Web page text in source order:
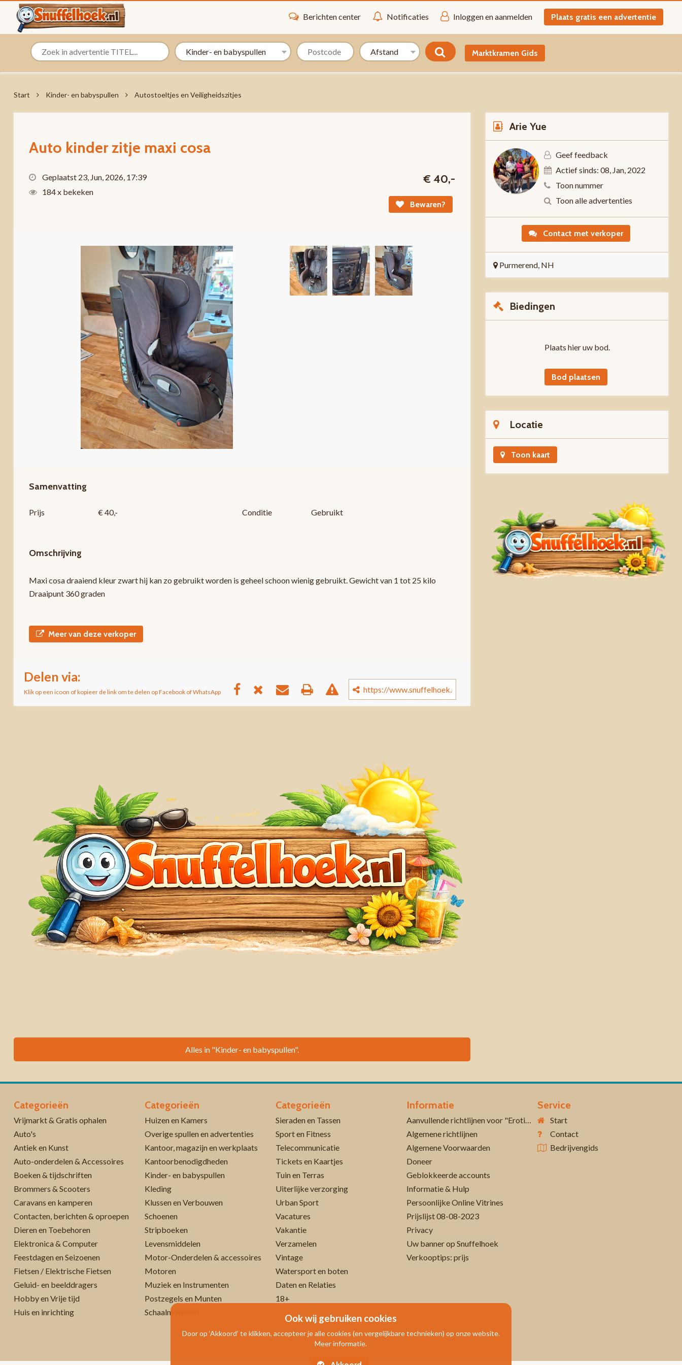
Berichten center Notificaties Inloggen en aanmelden Plaats gratis een advertentie
Marktkramen Gids
Start Kinder- en babyspullen Autostoeltjes en Veiligheidszitjes
Auto kinder zitje maxi cosa
Geplaatst 23, Jun, 2026, 17:39
184 x bekeken
€ 40,-
Bewaren?
Samenvatting
Prijs € 40,- Conditie Gebruikt
Omschrijving
Maxi cosa draaiend kleur zwart hij kan zo gebruikt worden is geheel schoon wienig gebruikt. Gewicht van 1 tot 25 kilo
Draaipunt 360 graden
Meer van deze verkoper
Delen via:
Klik op een icoon of kopieer de link om te delen op Facebook of WhatsApp
Arie Yue
Geef feedback
Actief sinds: 08, Jan, 2022
Toon nummer
Toon alle advertenties
Contact met verkoper
Purmerend, NH
Biedingen
Plaats hier uw bod.
Bod plaatsen
Locatie
Toon kaart
Alles in "Kinder- en babyspullen".
Categorieën
Vrijmarkt & Gratis ophalen
Auto's
Antiek en Kunst
Auto-onderdelen & Accessoires
Boeken & tijdschriften
Brommers & Scooters
Caravans en kamperen
Contacten, berichten & oproepen
Dieren en Toebehoren
Elektronica & Computer
Feestdagen en Seizoenen
Fietsen / Elektrische Fietsen
Geluid- en beelddragers
Hobby en Vrije tijd
Huis en inrichting
Categorieën
Huizen en Kamers
Overige spullen en advertenties
Kantoor, magazijn en werkplaats
Kantoorbenodigdheden
Kinder- en babyspullen
Kleding
Klussen en Verbouwen
Schoenen
Stripboeken
Levensmiddelen
Motor-Onderdelen & accessoires
Motoren
Muziek en Instrumenten
Postzegels en Munten
Schaalmodellen
Categorieën
Sieraden en Tassen
Sport en Fitness
Telecommunicatie
Tickets en Kaartjes
Tuin en Terras
Uiterlijke verzorging
Urban Sport
Vacatures
Vakantie
Verzamelen
Vintage
Watersport en boten
Daten en Relaties
18+
Informatie
Aanvullende richtlijnen voor "Erotiek 18+"
Algemene richtlijnen
Algemene Voorwaarden
Doneer
Geblokkeerde accounts
Informatie & Hulp
Persoonlijke Online Vitrines
Prijslijst 08-08-2023
Privacy
Uw banner op Snuffelhoek
Verkooptips: prijs
Service
Start
Contact
Bedrijvengids
Ook wij gebruiken cookies
Door op ‘Akkoord’ te klikken, accepteer je alle cookies (en vergelijkbare technieken) op onze website.
Meer informatie.